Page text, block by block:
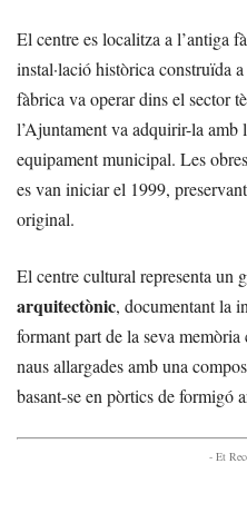
El centre es localitza a l’antiga
instal·lació històrica construïda
fàbrica va operar dins el sector
l’Ajuntament va adquirir-la amb
equipament municipal. Les
es van iniciar el 1999,
original.
El centre cultural representa un
arquitectònic, documentant la
formant part de la seva
naus allargades amb una
basant-se en pòrtics de formigó
- Et